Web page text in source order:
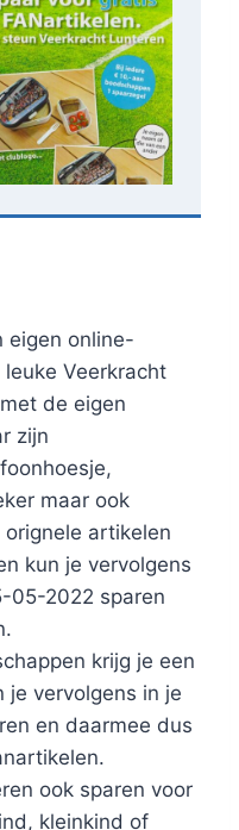
eigen online-
Veerkracht
de eigen
zijn
maar ook
artikelen
kun je vervolgens
05-2022 sparen
krijg je een
je vervolgens in je
en daarmee dus
ook sparen voor
kleinkind of